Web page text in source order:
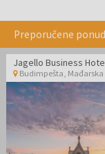
Preporučene
Budimpešta Mađarska